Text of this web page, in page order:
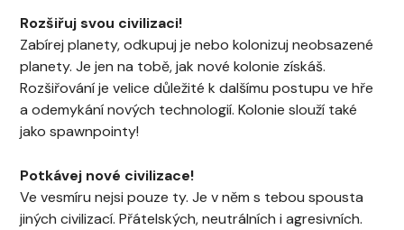
Rozšiřuj svou civilizaci!
Zabírej planety, odkupuj je nebo kolonizuj neobsazené
planety. Je jen na tobě, jak nové kolonie získáš.
Rozšiřování je velice důležité k dalšímu postupu ve hře
a odemykání nových technologií. Kolonie slouží také
jako spawnpointy!
Potkávej nové civilizace!
Ve vesmíru nejsi pouze ty. Je v něm s tebou spousta
jiných civilizací. Přátelských, neutrálních i agresivních.